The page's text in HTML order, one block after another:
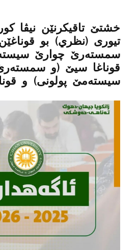
خشتێ تاقیکرنێن نیڤا
تیوری (نظري) بو
سمستەرێ چوارێ
قوناغا سيێ (و
سیستەمێ پولونی) و